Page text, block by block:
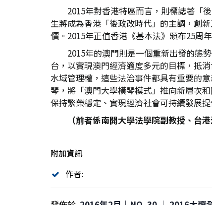
2015年對香港特區而言，則標誌著「
生將成為香港「後政改時代」的主調，創
價。2015年正值香港《基本法》頒布25周
2015年的澳門則是一個重新出發的態
台，以實現澳門經濟適度多元的目標，抵
水域管理權，這些法治事件都具有重要的
琴，將「澳門大學橫琴模式」推向新層次
保持繁榮穩定、實現經濟社會可持續發展提
（前者係南開大學法學院副教授、台
附加資訊
作者: